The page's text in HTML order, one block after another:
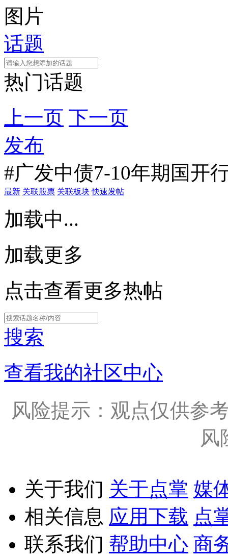
图片
话题
热门话题
上一页 下一页
发布
#广发中债7-10年期国开
最新 关联股票 关联板块 快速发帖
加载中...
加载更多
点击查看更多热帖
搜索
查看我的社区中心
风险提示：观点仅供参
风
关于我们 关于点掌 媒
相关信息 应用下载 点
联系我们 帮助中心 商